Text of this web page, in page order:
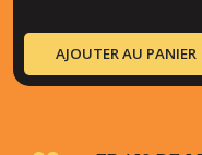
AJOUTER AU PANIER